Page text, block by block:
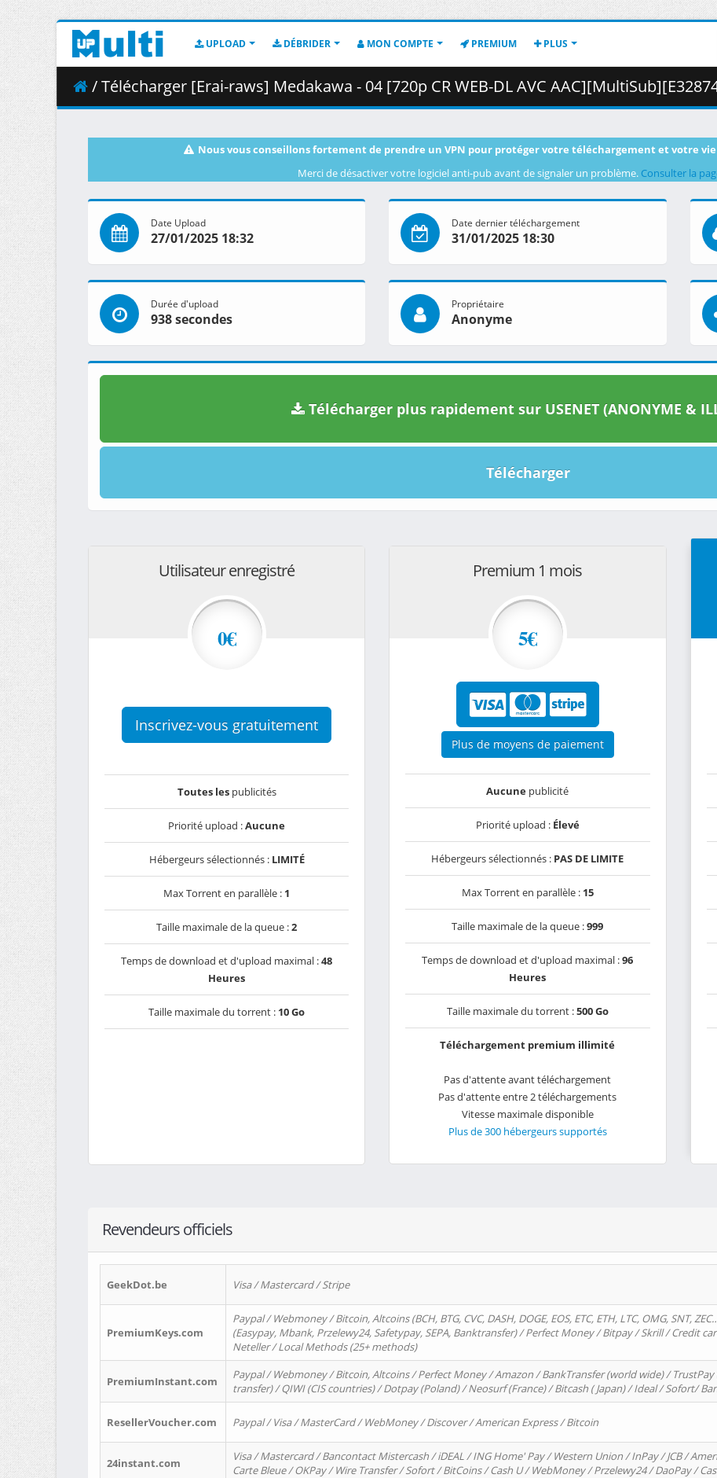
UPLOAD DÉBRIDER MON COMPTE PREMIUM PLUS
/ Télécharger [Erai-raws] Medakawa - 04 [720p CR WEB-DL AVC AAC][MultiSub][E32874EB].mkv.002 (
Nous vous conseillons fortement de prendre un VPN pour protéger votre téléchargement et votre
Merci de désactiver votre logiciel anti-pub avant de signaler un problème. Consulter la
Date Upload
27/01/2025 18:32
Date dernier téléchargement
31/01/2025 18:30
Durée d'upload
938 secondes
Propriétaire
Anonyme
Télécharger plus rapidement sur USENET (ANONYME &
Télécharger
Utilisateur enregistré
0€
Inscrivez-vous gratuitement
Toutes lespublicités
Priorité upload :Aucune
Hébergeurs sélectionnés : LIMITÉ
Max Torrent en parallèle : 1
Taille maximale de la queue :2
Temps de download et d'upload maximal :48
Heures
Taille maximale du torrent : 10 Go
Premium 1 mois
5€
Plus de moyens de paiement
Aucune publicité
Priorité upload : Élevé
Hébergeurs sélectionnés : PAS DE LIMITE
Max Torrent en parallèle : 15
Taille maximale de la queue :999
Temps de download et d'upload maximal :96
Heures
Taille maximale du torrent :500 Go
Téléchargement premium illimité
Pas d'attente avant téléchargement
Pas d'attente entre 2 téléchargements
Vitesse maximale disponible
Plus de 300 hébergeurs supportés
Revendeurs officiels
GeekDot.be Visa / Mastercard / Stripe
PremiumKeys.com
Paypal / Webmoney / Bitcoin, Altcoins (BCH, BTG, CVC, DASH, DOGE, EOS, ETC, ETH, LTC, OMG, SNT,
(Easypay, Mbank, Przelewy24, Safetypay, SEPA, Banktransfer) / Perfect Money / Bitpay / Skrill / Credit
Neteller / Local Methods (25+ methods)
PremiumInstant.com
Paypal / Webmoney / Bitcoin, Altcoins / Perfect Money / Amazon / BankTransfer (world wide) /
transfer) / QIWI (CIS countries) / Dotpay (Poland) / Neosurf (France) / Bitcash ( Japan) / Ideal / Sofort/
ResellerVoucher.com Paypal / Visa / MasterCard / WebMoney / Discover / American Express / Bitcoin
24instant.com
Visa / Mastercard / Bancontact Mistercash / iDEAL / ING Home' Pay / Western Union / InPay / JCB /
Carte Bleue / OKPay / Wire Transfer / Sofort / BitCoins / Cash U / WebMoney / Przelewy24 / DaoPay /